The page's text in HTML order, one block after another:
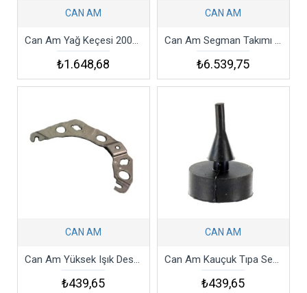
CAN AM
Can Am Yağ Keçesi 2006-2018 Outlander 650 Defender Seal Oil
₺1.648,68
CAN AM
Can Am Segman Takımı Outlander 2003-2018
₺6.539,75
CAN AM
Can Am Yüksek Işık Desteği Renegade 850 High Light Support
₺439,65
CAN AM
Can Am Kauçuk Tıpa Seat And Backrests Prod 2010-2018 Spyder
₺439,65